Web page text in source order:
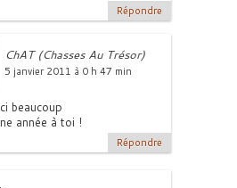
Répondre
ChAT (Chasses Au Trésor)
5 janvier 2011 à 0 h 47 min
beaucoup
année à toi !
Répondre